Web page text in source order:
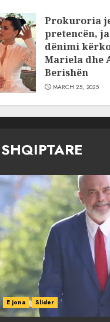
JULY 24, 2025
Prokuroria
pretencën,
dënimi
Mariela dhe
Berishën
MARCH 25, 2025
E jona Slider